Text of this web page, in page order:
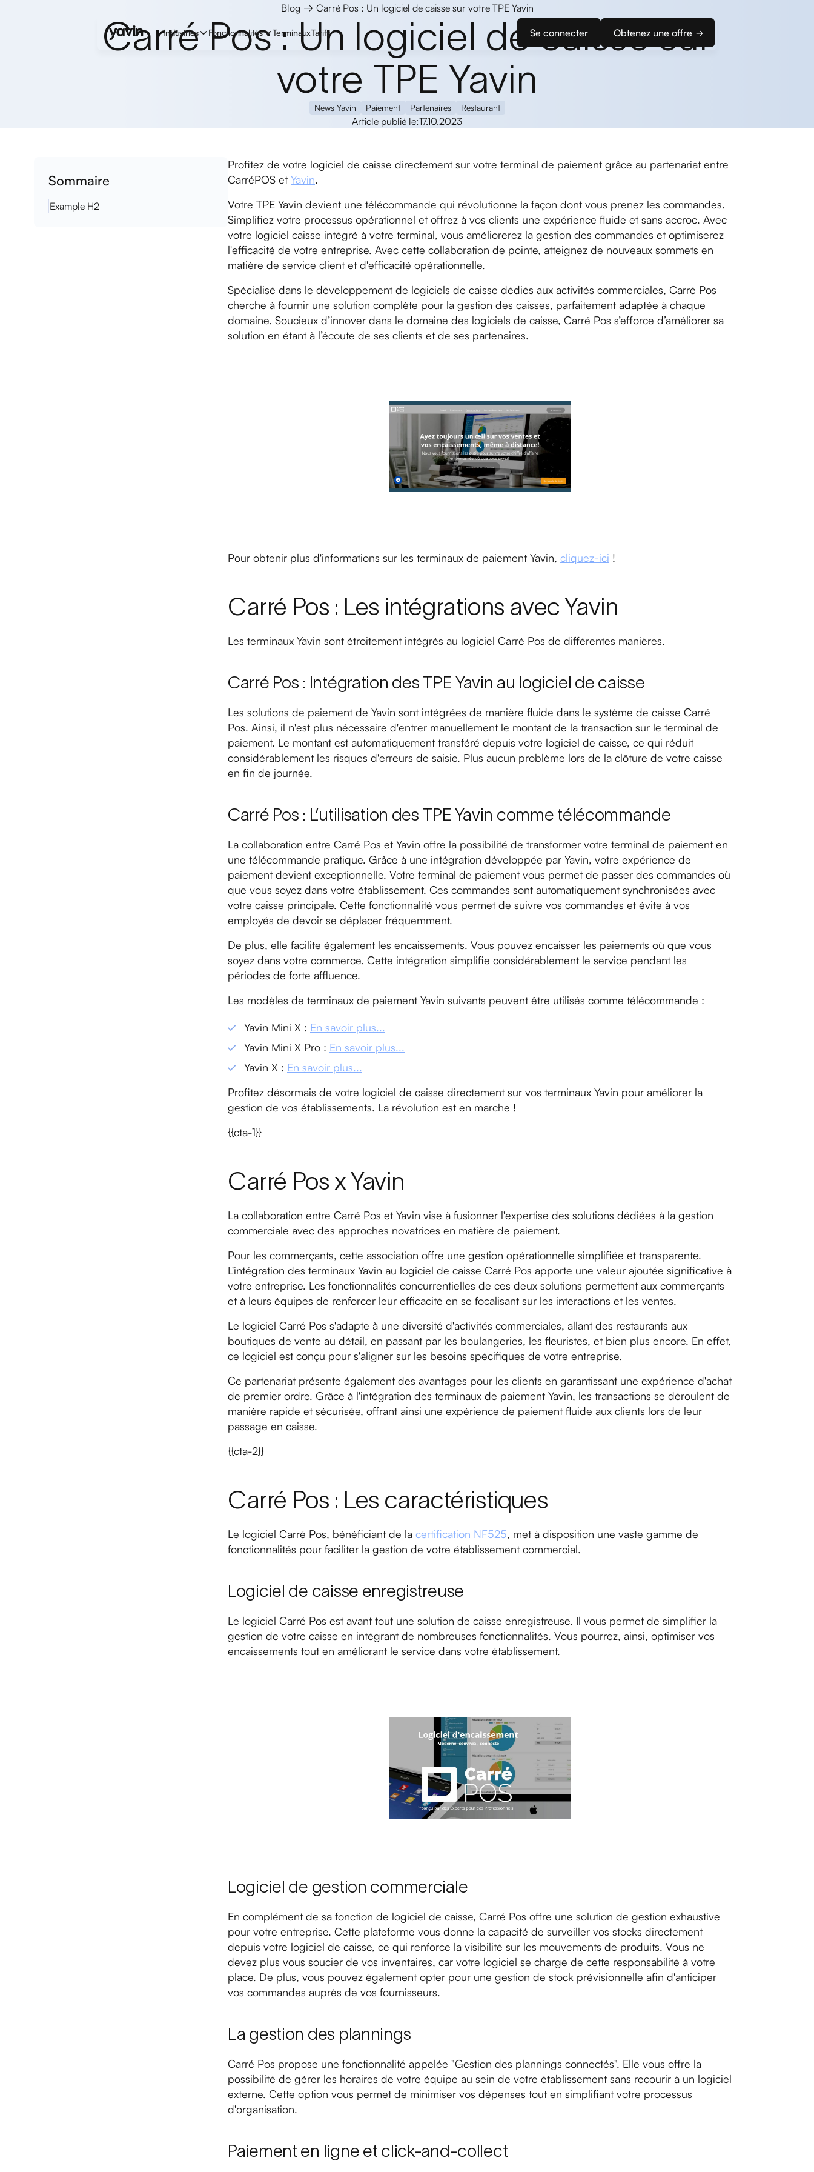
Industries Fonctionnalités TerminauxTarifs Se connecter Obtenez une offre
Blog→ Carré Pos : Un logiciel de caisse sur votre TPE Yavin
Carré Pos : Un logiciel de caisse sur
votre TPE Yavin
News Yavin Paiement Partenaires Restaurant
Article publié le:17.10.2023
Sommaire
Example H2
Profitez de votre logiciel de caisse directement sur votre terminal de paiement grâce au partenariat entre
CarréPOS et Yavin.
Votre TPE Yavin devient une télécommande qui révolutionne la façon dont vous prenez les commandes.
Simplifiez votre processus opérationnel et offrez à vos clients une expérience fluide et sans accroc. Avec
votre logiciel caisse intégré à votre terminal, vous améliorerez la gestion des commandes et optimiserez
l'efficacité de votre entreprise. Avec cette collaboration de pointe, atteignez de nouveaux sommets en
matière de service client et d'efficacité opérationnelle.
Spécialisé dans le développement de logiciels de caisse dédiés aux activités commerciales, Carré Pos
cherche à fournir une solution complète pour la gestion des caisses, parfaitement adaptée à chaque
domaine. Soucieux d’innover dans le domaine des logiciels de caisse, Carré Pos s’efforce d’améliorer sa
solution en étant à l’écoute de ses clients et de ses partenaires.
Pour obtenir plus d'informations sur les terminaux de paiement Yavin, cliquez-ici !
Carré Pos : Les intégrations avec Yavin
Les terminaux Yavin sont étroitement intégrés au logiciel Carré Pos de différentes manières.
Carré Pos : Intégration des TPE Yavin au logiciel de caisse
Les solutions de paiement de Yavin sont intégrées de manière fluide dans le système de caisse Carré
Pos. Ainsi, il n'est plus nécessaire d'entrer manuellement le montant de la transaction sur le terminal de
paiement. Le montant est automatiquement transféré depuis votre logiciel de caisse, ce qui réduit
considérablement les risques d'erreurs de saisie. Plus aucun problème lors de la clôture de votre caisse
en fin de journée.
Carré Pos : L’utilisation des TPE Yavin comme télécommande
La collaboration entre Carré Pos et Yavin offre la possibilité de transformer votre terminal de paiement en
une télécommande pratique. Grâce à une intégration développée par Yavin, votre expérience de
paiement devient exceptionnelle. Votre terminal de paiement vous permet de passer des commandes où
que vous soyez dans votre établissement. Ces commandes sont automatiquement synchronisées avec
votre caisse principale. Cette fonctionnalité vous permet de suivre vos commandes et évite à vos
employés de devoir se déplacer fréquemment.
De plus, elle facilite également les encaissements. Vous pouvez encaisser les paiements où que vous
soyez dans votre commerce. Cette intégration simplifie considérablement le service pendant les
périodes de forte affluence.
Les modèles de terminaux de paiement Yavin suivants peuvent être utilisés comme télécommande :
Yavin Mini X : En savoir plus...
Yavin Mini X Pro : En savoir plus...
Yavin X : En savoir plus...
Profitez désormais de votre logiciel de caisse directement sur vos terminaux Yavin pour améliorer la
gestion de vos établissements. La révolution est en marche !
{{cta-1}}
Carré Pos x Yavin
La collaboration entre Carré Pos et Yavin vise à fusionner l'expertise des solutions dédiées à la gestion
commerciale avec des approches novatrices en matière de paiement.
Pour les commerçants, cette association offre une gestion opérationnelle simplifiée et transparente.
L'intégration des terminaux Yavin au logiciel de caisse Carré Pos apporte une valeur ajoutée significative à
votre entreprise. Les fonctionnalités concurrentielles de ces deux solutions permettent aux commerçants
et à leurs équipes de renforcer leur efficacité en se focalisant sur les interactions et les ventes.
Le logiciel Carré Pos s'adapte à une diversité d'activités commerciales, allant des restaurants aux
boutiques de vente au détail, en passant par les boulangeries, les fleuristes, et bien plus encore. En effet,
ce logiciel est conçu pour s'aligner sur les besoins spécifiques de votre entreprise.
Ce partenariat présente également des avantages pour les clients en garantissant une expérience d'achat
de premier ordre. Grâce à l'intégration des terminaux de paiement Yavin, les transactions se déroulent de
manière rapide et sécurisée, offrant ainsi une expérience de paiement fluide aux clients lors de leur
passage en caisse.
{{cta-2}}
Carré Pos : Les caractéristiques
Le logiciel Carré Pos, bénéficiant de la certification NF525, met à disposition une vaste gamme de
fonctionnalités pour faciliter la gestion de votre établissement commercial.
Logiciel de caisse enregistreuse
Le logiciel Carré Pos est avant tout une solution de caisse enregistreuse. Il vous permet de simplifier la
gestion de votre caisse en intégrant de nombreuses fonctionnalités. Vous pourrez, ainsi, optimiser vos
encaissements tout en améliorant le service dans votre établissement.
Logiciel de gestion commerciale
En complément de sa fonction de logiciel de caisse, Carré Pos offre une solution de gestion exhaustive
pour votre entreprise. Cette plateforme vous donne la capacité de surveiller vos stocks directement
depuis votre logiciel de caisse, ce qui renforce la visibilité sur les mouvements de produits. Vous ne
devez plus vous soucier de vos inventaires, car votre logiciel se charge de cette responsabilité à votre
place. De plus, vous pouvez également opter pour une gestion de stock prévisionnelle afin d'anticiper
vos commandes auprès de vos fournisseurs.
La gestion des plannings
Carré Pos propose une fonctionnalité appelée "Gestion des plannings connectés". Elle vous offre la
possibilité de gérer les horaires de votre équipe au sein de votre établissement sans recourir à un logiciel
externe. Cette option vous permet de minimiser vos dépenses tout en simplifiant votre processus
d'organisation.
Paiement en ligne et click-and-collect